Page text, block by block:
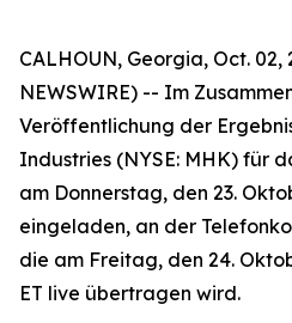
CALHOUN, Georgia, Oct. 02,
NEWSWIRE) -- Im
Veröffentlichung der
Industries (NYSE: MHK) für
am Donnerstag, den 23.
eingeladen, an der
die am Freitag, den 24.
ET live übertragen wird.